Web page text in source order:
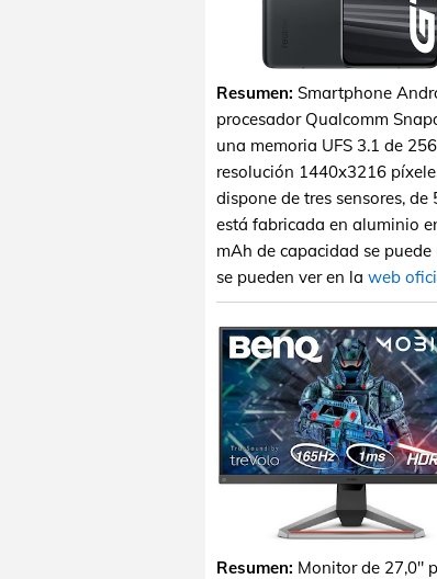
Resumen: Smartphone
procesador Qualcomm
una memoria UFS 3.1 de
resolución 1440x3216
dispone de tres sensores,
está fabricada en aluminio
mAh de capacidad se
se pueden ver en la web
Resumen: Monitor de 27,0"